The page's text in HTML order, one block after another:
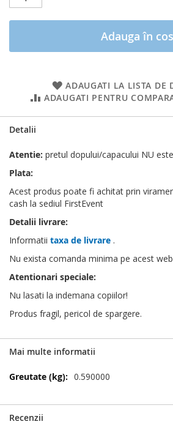
Adauga în cos
ADAUGATI LA LISTA DE
ADAUGATI PENTRU
Detalii
Atentie: pretul dopului/capacului NU
Plata:
Acest produs poate fi achitat prin
cash la sediul FirstEvent
Detalii livrare:
Informatii taxa de livrare .
Nu exista comanda minima pe acest
Atentionari speciale:
Nu lasati la indemana copiilor!
Produs fragil, pericol de spargere.
Mai multe informatii
Mai
0.590000
Recenzii